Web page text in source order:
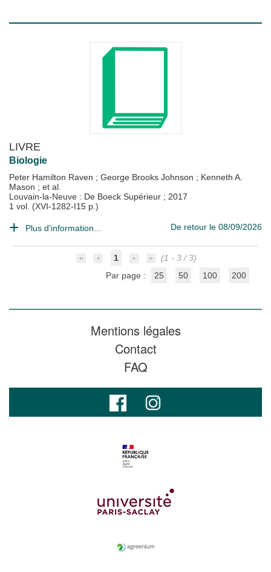
LIVRE
Biologie
Peter Hamilton Raven ; George Brooks Johnson ; Kenneth A.
Mason ; et al.
Louvain-la-Neuve : De Boeck Supérieur ; 2017
1 vol. (XVI-1282-I15 p.)
Plus d'information... De retour le 08/09/2026
1
(1 - 3 / 3)
Par page :
25 50 100 200
Mentions légales
Contact
FAQ